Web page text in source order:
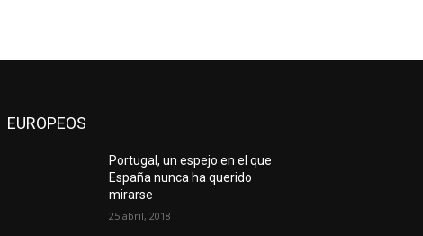
EUROPEOS
Portugal, un espejo en el que
España nunca ha querido
mirarse
25 abril, 2018